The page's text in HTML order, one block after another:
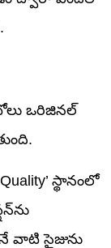
ఒరిజినల్
స్థానంలో
వాటి సైజును